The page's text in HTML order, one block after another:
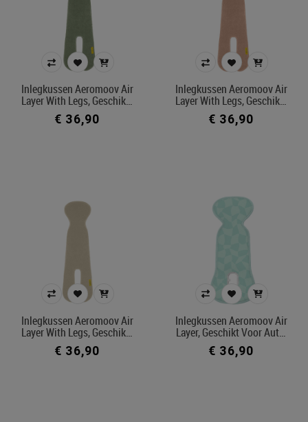
Inlegkussen Aeromoov Air
Layer With Legs, Geschik…
€ 36,90
Inlegkussen Aeromoov Air
Layer With Legs, Geschik…
€ 36,90
Inlegkussen Aeromoov Air
Layer With Legs, Geschik…
€ 36,90
Inlegkussen Aeromoov Air
Layer, Geschikt Voor Aut…
€ 36,90